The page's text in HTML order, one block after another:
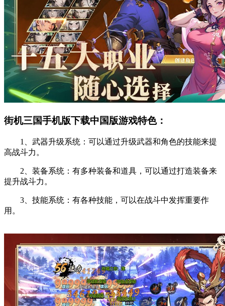
街机三国手机版下载中国版游戏特色：
1、武器升级系统：可以通过升级武器和角色的技能来提
高战斗力。
2、装备系统：有多种装备和道具，可以通过打造装备来
提升战斗力。
3、技能系统：有各种技能，可以在战斗中发挥重要作
用。